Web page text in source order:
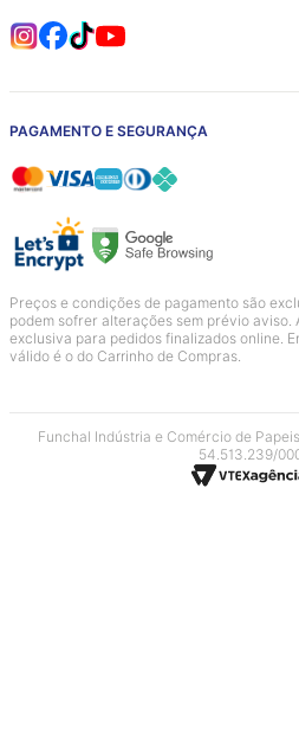
PAGAMENTO E SEGURANÇA
Preços e condições de pagamento são
podem sofrer alterações sem prévio aviso.
exclusiva para pedidos finalizados online.
válido é o do Carrinho de Compras.
Funchal Indústria e Comércio de
54.513.239/